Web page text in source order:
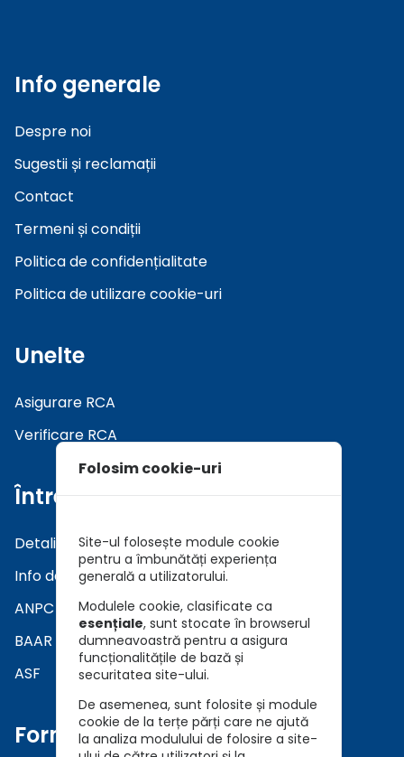
Info generale
Despre noi
Sugestii și reclamații
Contact
Termeni și condiții
Politica de confidențialitate
Politica de utilizare cookie-uri
Unelte
Asigurare RCA
Verificare RCA
Întrebări
Detalii asiguratori
Info daune
ANPC
BAAR
ASF
Formulare
Folosim cookie-uri
Site-ul folosește module cookie
pentru a îmbunătăți experiența
generală a utilizatorului.
Modulele cookie, clasificate ca
esențiale, sunt stocate în browserul
dumneavoastră pentru a asigura
funcționalitățile de bază și
securitatea site-ului.
De asemenea, sunt folosite și module
cookie de la terțe părți care ne ajută
la analiza modulului de folosire a site-